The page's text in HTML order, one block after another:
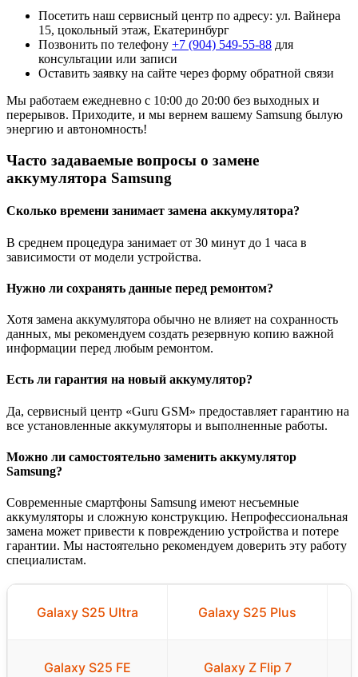
Посетить наш сервисный центр по адресу: ул. Вайнера
15, цокольный этаж, Екатеринбург
Позвонить по телефону +7 (904) 549-55-88 для
консультации или записи
Оставить заявку на сайте через форму обратной связи
Мы работаем ежедневно с 10:00 до 20:00 без выходных и
перерывов. Приходите, и мы вернем вашему Samsung былую
энергию и автономность!
Часто задаваемые вопросы о замене
аккумулятора Samsung
Сколько времени занимает замена аккумулятора?
В среднем процедура занимает от 30 минут до 1 часа в
зависимости от модели устройства.
Нужно ли сохранять данные перед ремонтом?
Хотя замена аккумулятора обычно не влияет на сохранность
данных, мы рекомендуем создать резервную копию важной
информации перед любым ремонтом.
Есть ли гарантия на новый аккумулятор?
Да, сервисный центр «Guru GSM» предоставляет гарантию на
все установленные аккумуляторы и выполненные работы.
Можно ли самостоятельно заменить аккумулятор
Samsung?
Современные смартфоны Samsung имеют несъемные
аккумуляторы и сложную конструкцию. Непрофессиональная
замена может привести к повреждению устройства и потере
гарантии. Мы настоятельно рекомендуем доверить эту работу
специалистам.
Galaxy S25 Ultra Galaxy S25 Plus
Galaxy S25 FE Galaxy Z Flip 7